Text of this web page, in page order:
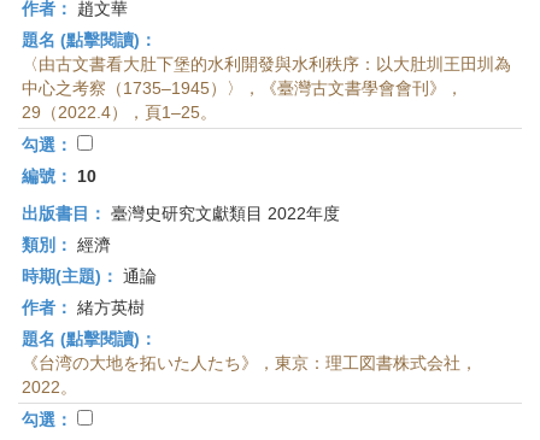
作者：
趙文華
題名 (點擊閱讀)：
〈由古文書看大肚下堡的水利開發與水利秩序：以大肚圳王田圳為
中心之考察（1735–1945）〉，《臺灣古文書學會會刊》，
29（2022.4），頁1–25。
勾選：
編號：
10
出版書目： 臺灣史研究文獻類目 2022年度
類別： 經濟
時期(主題)： 通論
作者： 緒方英樹
題名 (點擊閱讀)：
《台湾の大地を拓いた人たち》，東京：理工図書株式会社，
2022。
勾選：